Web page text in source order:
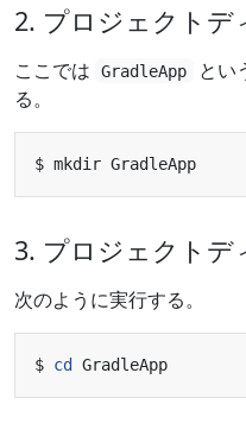
2. プロジェクトデ
ここでは GradleApp
とい
る。
3. プロジェクトデ
次のように実行する。
$ cd